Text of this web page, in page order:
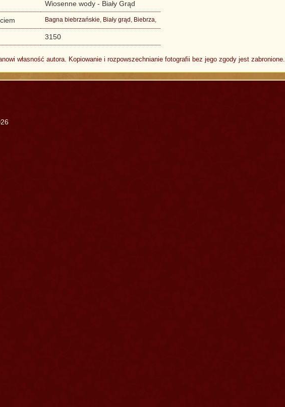
Wiosenne wody - Biały Grąd
Bagna biebrzańskie, Biały grąd , Biebrza,
3150
własność autora. Kopiowanie i rozpowszechnianie fotografii bez jego zgody jest zabronione.